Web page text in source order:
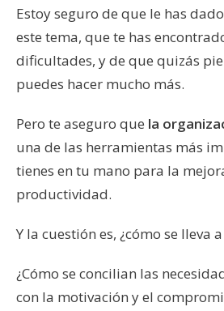
Estoy seguro de que le has
este tema, que te has
dificultades, y de que quizás
puedes hacer mucho más.
Pero te aseguro que la
una de las herramientas más
tienes en tu mano para la
productividad.
Y la cuestión es, ¿cómo se lleva
¿Cómo se concilian las
con la motivación y el